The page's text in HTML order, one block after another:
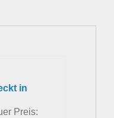
in
Preis: